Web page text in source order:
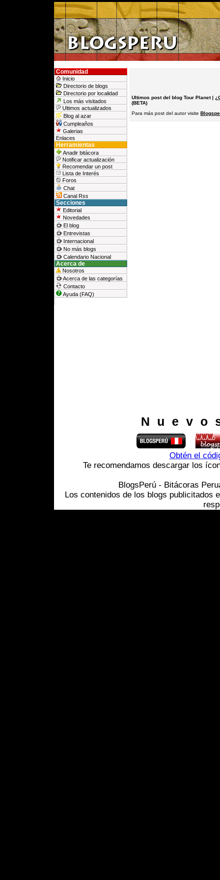
Comunidad
Inicio
Directorio de blogs
Directorio por localidad
Los más visitados
Ultimos actualizados
Blog al azar
Cumpleaños
Galerias
Enlaces
Herramientas
Anadir bitácora
Notificar actualización
Recomendar un post
Lista de Interés
Foros
Chat
Canal Rss
Secciones
Editorial
Novedades
El blog
Entrevistas
Internacional
No más blogs
Calendario Nacional
Acerca de
Nosotros
Acerca de las categorías
Contacto
Ayuda (FAQ)
Ultimos post del blog Tour Planet |
(BETA)
Para más post del autor visite
Obtén el
Te recomendamos descargar los
BlogsPerú - Bitácoras
Los contenidos de los blogs publicitados